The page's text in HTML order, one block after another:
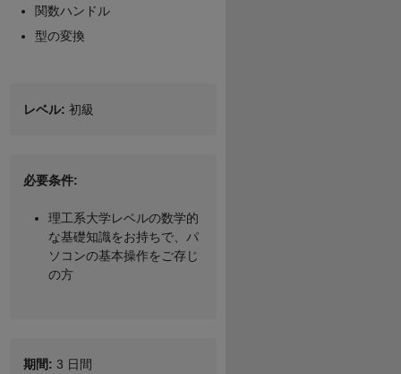
関数ハンドル
型の変換
レベル: 初級
必要条件:
理工系大学レベルの数学的
な基礎知識をお持ちで、パ
ソコンの基本操作をご存じ
の方
期間: 3 日間